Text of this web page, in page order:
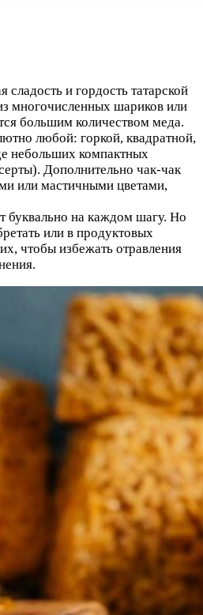
и гордость татарской
многочисленных шариков или
большим количеством меда.
любой: горкой, квадратной,
небольших компактных
Дополнительно чак-чак
или мастичными цветами,
буквально на каждом шагу. Но
или в продуктовых
чтобы избежать отравления